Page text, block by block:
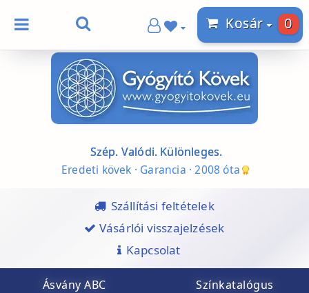
Kosár 0
Szép. Valódi. Különleges.
Eredeti kövek · Garancia · 2008 óta
Szállítási feltételek
Vásárlói visszajelzések
Kapcsolat
Ásvány ABC Színkatalógus